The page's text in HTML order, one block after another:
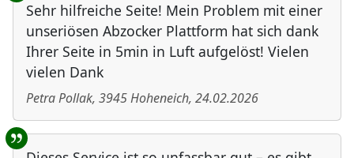
Sehr hilfreiche Seite! Mein Problem mit einer
unseriösen Abzocker Plattform hat sich dank
Ihrer Seite in 5min in Luft aufgelöst! Vielen
vielen Dank
Petra Pollak, 3945Hoheneich, 24.02.2026